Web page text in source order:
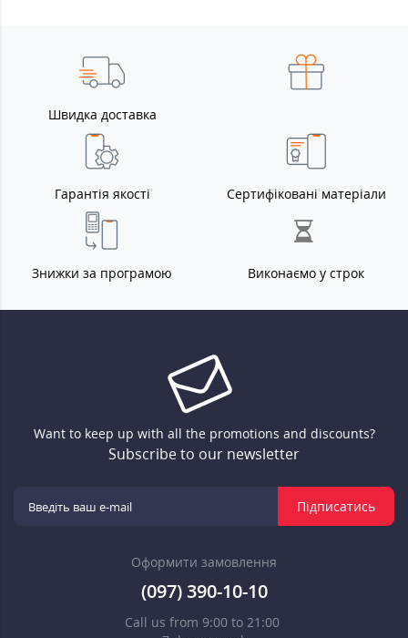
Швидка доставка
Гарантія якості Сертифіковані матеріали
Знижки за програмою Виконаємо у строк
Want to keep up with all the promotions and discounts?
Subscribe to our newsletter
Підписатись
Оформити замовлення
(097) 390-10-10
Call us from 9:00 to 21:00